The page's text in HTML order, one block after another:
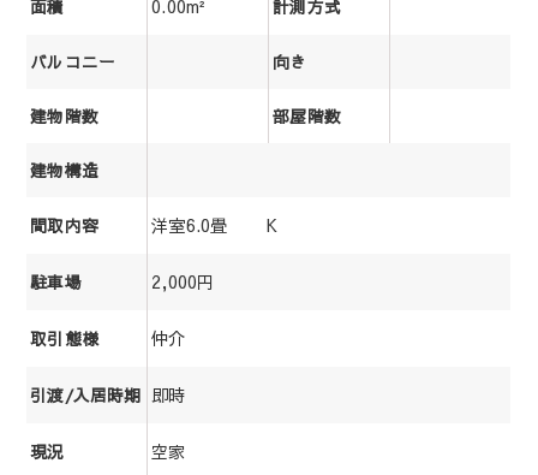
面積 0.00m² 計測方式
バルコニー 向き
建物階数 部屋階数
建物構造
間取内容 洋室6.0畳 K
駐車場 2,000円
取引態様 仲介
引渡/入居時期 即時
現況 空家